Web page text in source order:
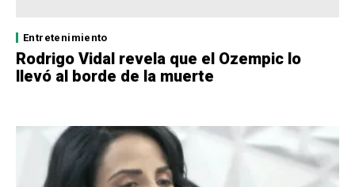
Entretenimiento
Rodrigo Vidal revela que el Ozempic lo
llevó al borde de la muerte